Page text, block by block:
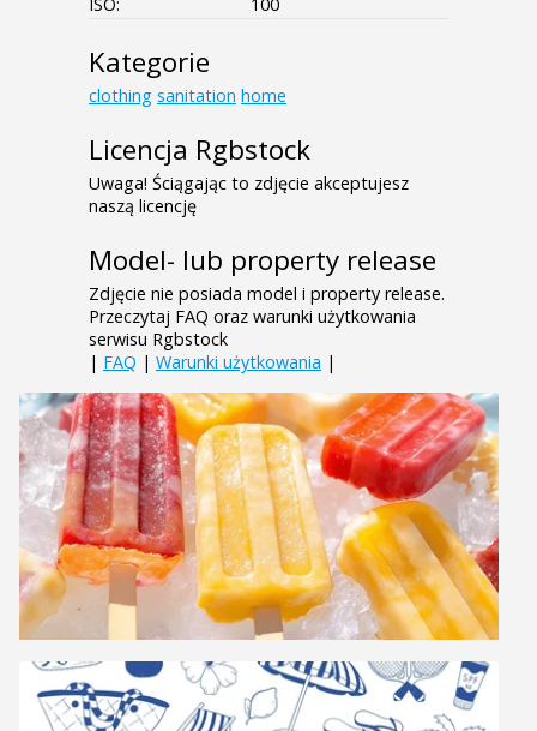
Kategorie
clothing sanitation home
Licencja Rgbstock
Uwaga! Ściągając to zdjęcie akceptujesz
naszą licencję
Model- lub property release
Zdjęcie nie posiada model i property release.
Przeczytaj FAQ oraz warunki użytkowania
serwisu Rgbstock
| FAQ | Warunki użytkowania |